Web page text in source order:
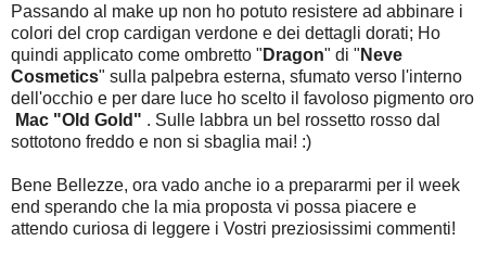
Passando al make up non ho potuto resistere ad abbinare i
colori del crop cardigan verdone e dei dettagli dorati; Ho
quindi applicato come ombretto " Dragon" di " Neve
Cosmetics" sulla palpebra esterna, sfumato verso l'interno
dell'occhio e per dare luce ho scelto il favoloso pigmento oro
Mac "Old Gold" . Sulle labbra un bel rossetto rosso dal
sottotono freddo e non si sbaglia mai! :)
Bene Bellezze, ora vado anche io a prepararmi per il week
end sperando che la mia proposta vi possa piacere e
attendo curiosa di leggere i Vostri preziosissimi commenti!